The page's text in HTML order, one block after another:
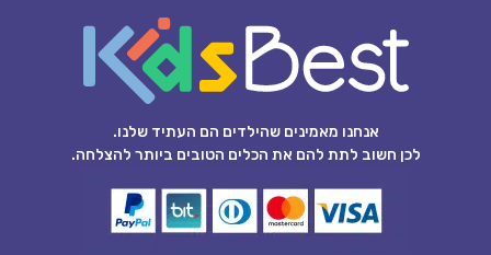
אנחנו מאמינים שהילדים הם העתיד שלנו.
לכן חשוב לתת להם את הכלים הטובים ביותר להצלחה.